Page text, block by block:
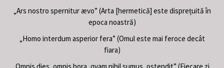
„Ars nostro spernitur ævo” (Arta [hermetică] este disprețuită în
epoca noastră)
„Homo interdum asperior fera” (Omul este mai feroce decât
fiara)